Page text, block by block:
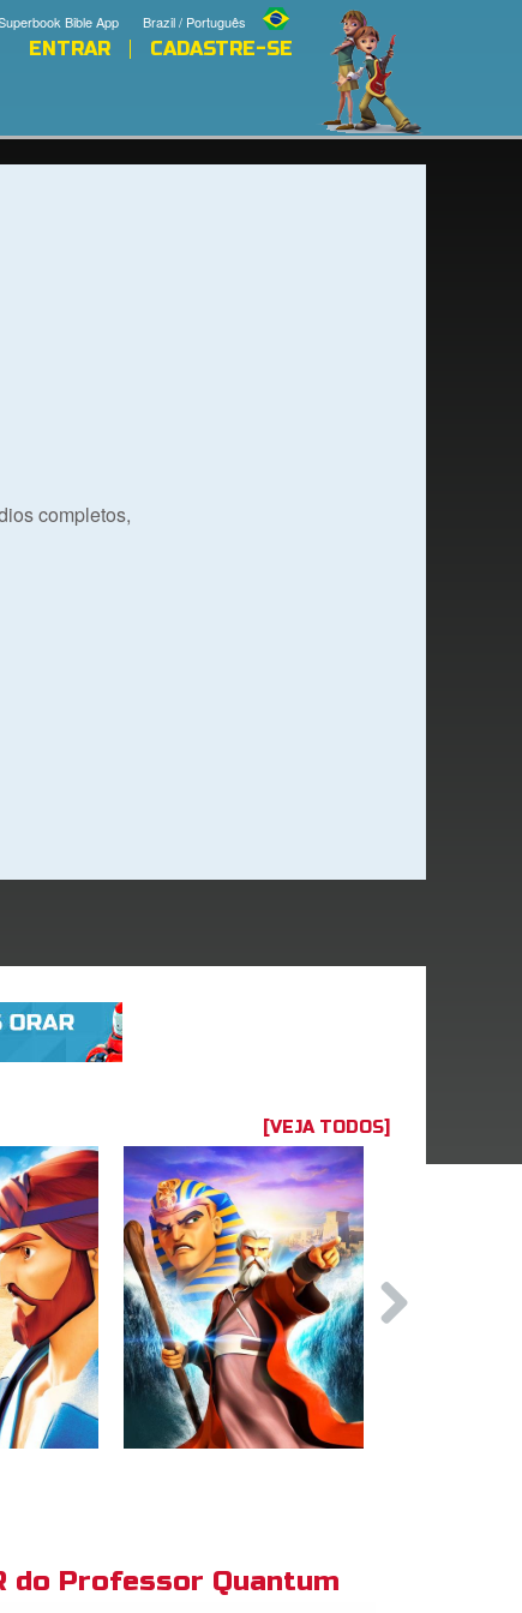
Brazil / Português
Bible App
ENTRAR CADASTRE-SE
completos,
[VEJA TODOS]
do Professor Quantum